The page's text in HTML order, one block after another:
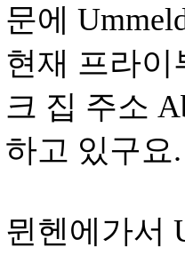
문에
현재 프라
크 집 주소
하고 있구요.
뮌헨에가서